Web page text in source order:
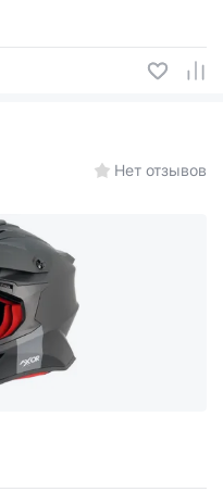
Нет отзывов